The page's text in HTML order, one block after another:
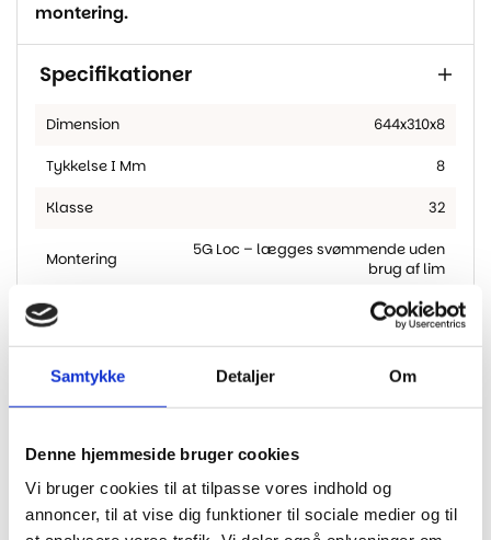
Samtykke Detaljer Om
Denne hjemmeside bruger cookies
Vi bruger cookies til at tilpasse vores indhold og
annoncer, til at vise dig funktioner til sociale medier og til
montering.
Specifikationer
Dimension 644x310x8
Tykkelse I Mm 8
Klasse 32
Montering
5G Loc – lægges svømmende uden
brug af lim
Overflade Supermat
Egnet Til
Gulvvarme
M2 Pr. Pakke 1.99